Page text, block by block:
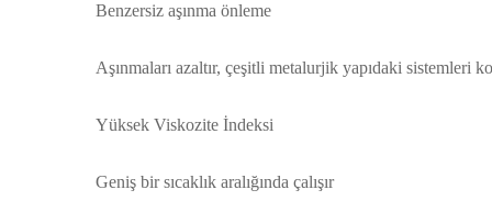
Benzersiz aşınma önleme
Aşınmaları azaltır, çeşitli metalurjik yapıdaki sistemleri
Yüksek Viskozite İndeksi
Geniş bir sıcaklık aralığında çalışır